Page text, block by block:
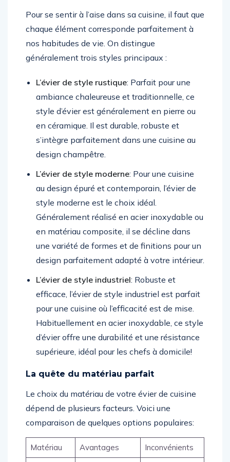
Pour se sentir à l’aise dans sa cuisine, il faut que
chaque élément corresponde parfaitement à
nos habitudes de vie. On distingue
généralement trois styles principaux :
L’évier de style rustique: Parfait pour une
ambiance chaleureuse et traditionnelle, ce
style d’évier est généralement en pierre ou
en céramique. Il est durable, robuste et
s’intègre parfaitement dans une cuisine au
design champêtre.
L’évier de style moderne: Pour une cuisine
au design épuré et contemporain, l’évier de
style moderne est le choix idéal.
Généralement réalisé en acier inoxydable ou
en matériau composite, il se décline dans
une variété de formes et de finitions pour un
design parfaitement adapté à votre intérieur.
L’évier de style industriel: Robuste et
efficace, l’évier de style industriel est parfait
pour une cuisine où l’efficacité est de mise.
Habituellement en acier inoxydable, ce style
d’évier offre une durabilité et une résistance
supérieure, idéal pour les chefs à domicile!
La quête du matériau parfait
Le choix du matériau de votre évier de cuisine
dépend de plusieurs facteurs. Voici une
comparaison de quelques options populaires:
Matériau Avantages Inconvénients